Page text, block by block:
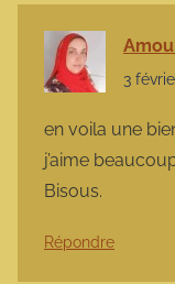
3
en voila une
j’aime
Bisous.
Répondre